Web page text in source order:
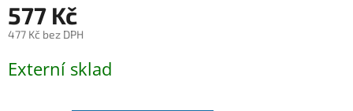
577 Kč
477 Kč bez DPH
cena:
Externí sklad